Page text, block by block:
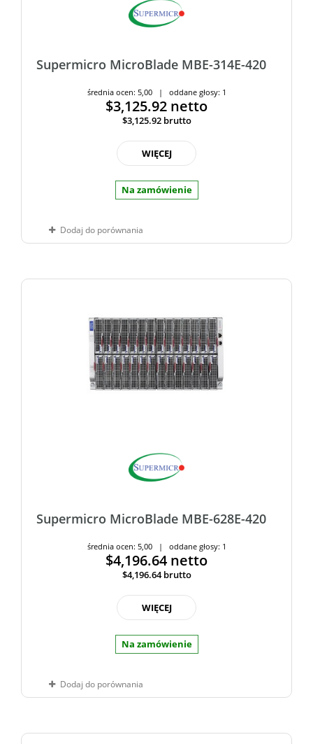
Supermicro MicroBlade MBE-314E-420
średnia ocen: 5,00 | oddane głosy: 1
$3,125.92 netto
$3,125.92 brutto
WIĘCEJ
Na zamówienie
Dodaj do porównania
Supermicro MicroBlade MBE-628E-420
średnia ocen: 5,00 | oddane głosy: 1
$4,196.64 netto
$4,196.64brutto
WIĘCEJ
Na zamówienie
Dodaj do porównania